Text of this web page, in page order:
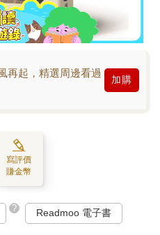
再起，精選周邊看過
加購
寫評價
賺金幣
? Readmoo 電子書